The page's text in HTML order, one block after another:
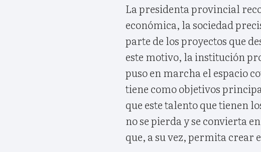
La presidenta provincial
económica, la sociedad
parte de los proyectos que
este motivo, la institución
puso en marcha el espacio
tiene como objetivos
que este talento que tienen
no se pierda y se convierta
que, a su vez, permita crear